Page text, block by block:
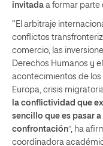
invitada a formar parte
“El arbitraje
conflictos
comercio, las
Derechos Humanos y
acontecimientos de
Europa, crisis
la conflictividad que
sencillo que es pasar
confrontación”, ha
coordinadora